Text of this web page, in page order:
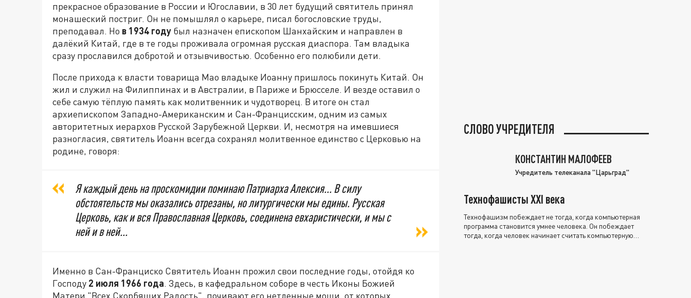
прекрасное образование в России и Югославии, в 30 лет будущий святитель принял
монашеский постриг. Он не помышлял о карьере, писал богословские труды,
преподавал. Но в 1934 году был назначен епископом Шанхайским и направлен в
далёкий Китай, где в те годы проживала огромная русская диаспора. Там владыка
сразу прославился добротой и отзывчивостью. Особенно его полюбили дети.
После прихода к власти товарища Мао владыке Иоанну пришлось покинуть Китай. Он
жил и служил на Филиппинах и в Австралии, в Париже и Брюсселе. И везде оставил о
себе самую тёплую память как молитвенник и чудотворец. В итоге он стал
архиепископом Западно-Американским и Сан-Францисским, одним из самых
авторитетных иерархов Русской Зарубежной Церкви. И, несмотря на имевшиеся
разногласия, святитель Иоанн всегда сохранял молитвенное единство с Церковью на
родине, говоря:
Я каждый день на проскомидии поминаю Патриарха Алексия... В силу
обстоятельств мы оказались отрезаны, но литургически мы едины. Русская
Церковь, как и вся Православная Церковь, соединена евхаристически, и мы с
ней и в ней...
Именно в Сан-Франциско Святитель Иоанн прожил свои последние годы, отойдя ко
Господу 2 июля 1966 года. Здесь, в кафедральном соборе в честь Иконы Божией
Матери "Всех Скорбящих Радость", почивают его нетленные мощи, от которых
СЛОВО УЧРЕДИТЕЛЯ
КОНСТАНТИН МАЛОФЕЕВ
Учредитель телеканала "Царьград"
Технофашисты XXI века
Технофашизм побеждает не тогда, когда компьютерная
программа становится умнее человека. Он побеждает
тогда, когда человек начинает считать компьютерную